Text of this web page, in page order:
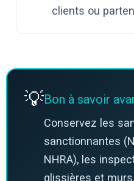
clients ou
💡Bon à savoir
Conservez les
sanctionnantes
NHRA), les
glissières et